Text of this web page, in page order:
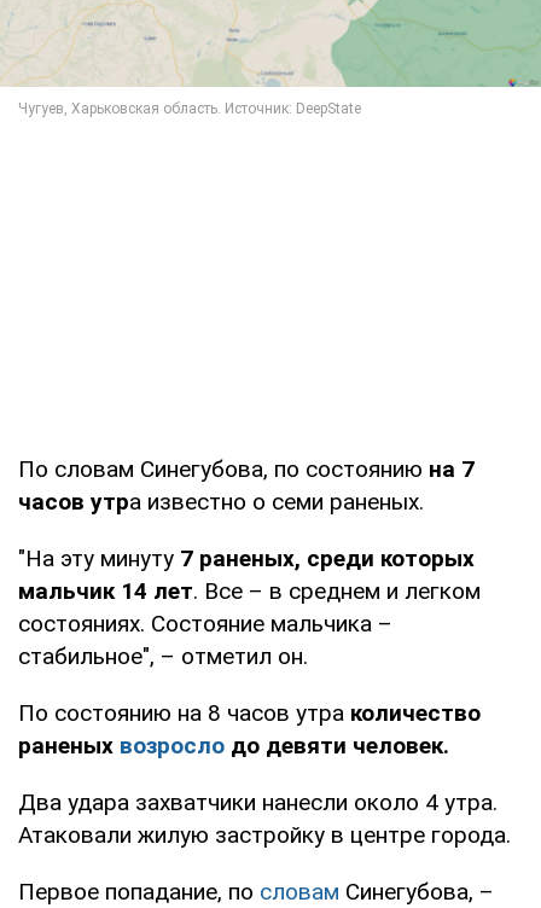
По словам Синегубова, по состоянию на 7
часов утра известно о семи раненых.
"На эту минуту 7 раненых, среди которых
мальчик 14 лет. Все – в среднем и легком
состояниях. Состояние мальчика –
стабильное", – отметил он.
По состоянию на 8 часов утра количество
раненых возросло до девяти человек.
Два удара захватчики нанесли около 4 утра.
Атаковали жилую застройку в центре города.
Первое попадание, по словам Синегубова, –